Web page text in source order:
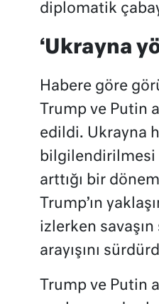
diplomatik
‘Ukrayna
Habere göre
Trump ve Putin
edildi. Ukrayna
bilgilendirilmesi
arttığı bir
Trump’ın
izlerken
arayışını
Trump ve Putin